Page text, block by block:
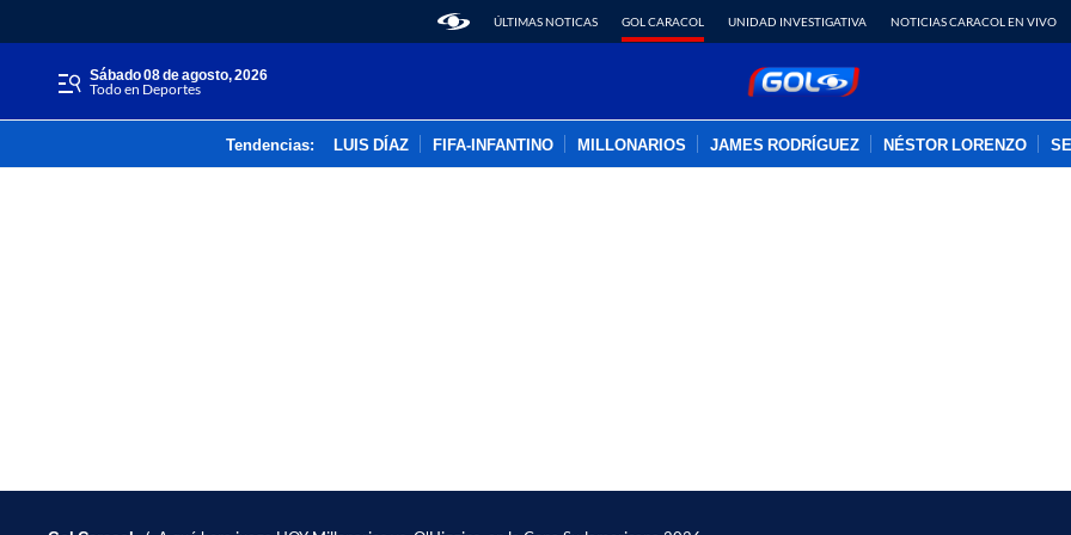
ÚLTIMAS NOTICAS GOL CARACOL UNIDAD INVESTIGATIVA NOTICIAS CARACOL EN VIVO
sábado 08 de agosto, 2026
Todo en Deportes
Tendencias: LUIS DÍAZ FIFA-INFANTINO MILLONARIOS JAMES RODRÍGUEZ NÉSTOR LORENZO